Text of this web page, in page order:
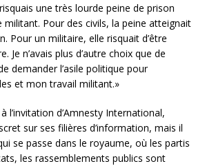
une très lourde peine de prison
Pour des civils, la peine atteignait
Pour un militaire, elle risquait d’être
Je n’avais plus d’autre choix que de
demander l’asile politique pour
et mon travail militant.»
l’invitation d’Amnesty International,
sur ses filières d’information, mais il
se passe dans le royaume, où les partis
les rassemblements publics sont